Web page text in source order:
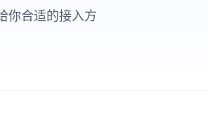
你合适的接入方